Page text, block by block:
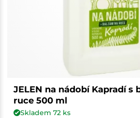
JELEN na nádobí Kapradí s
ruce 500 ml
Skladem 72ks